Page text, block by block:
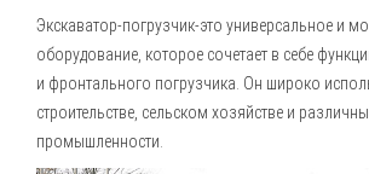
Экскаватор-погрузчик-это универсальное и
оборудование, которое сочетает в себе
и фронтального погрузчика. Он широко
строительстве, сельском хозяйстве и
промышленности.